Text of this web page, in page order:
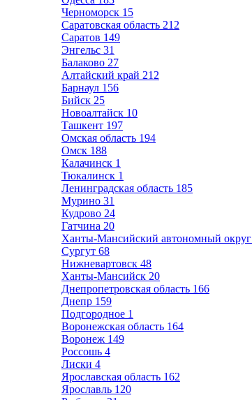
Черноморск 15
Саратовская область 212
Саратов 149
Энгельс 31
Балаково 27
Алтайский край 212
Барнаул 156
Бийск 25
Новоалтайск 10
Ташкент 197
Омская область 194
Омск 188
Калачинск 1
Тюкалинск 1
Ленинградская область 185
Мурино 31
Кудрово 24
Гатчина 20
Ханты-Мансийский автономный округ
Сургут 68
Нижневартовск 48
Ханты-Мансийск 20
Днепропетровская область 166
Днепр 159
Подгородное 1
Воронежская область 164
Воронеж 149
Россошь 4
Лиски 4
Ярославская область 162
Ярославль 120